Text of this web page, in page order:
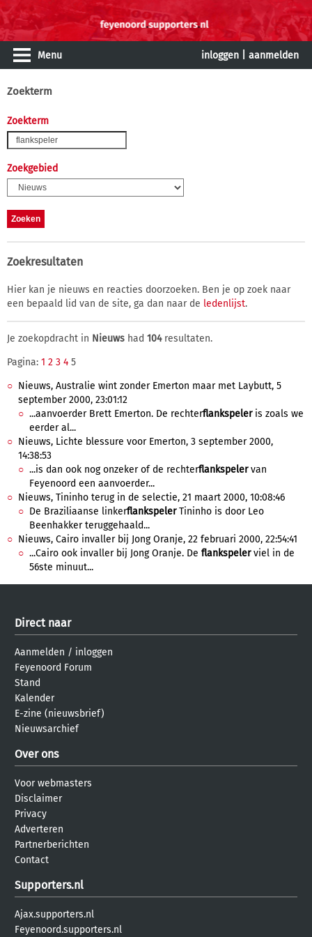
Menu inloggen aanmelden
Zoekterm
Zoekterm
Zoekgebied
Zoekresultaten
Hier kan je nieuws en reacties doorzoeken. Ben je op zoek naar
een bepaald lid van de site, ga dan naar de ledenlijst.
Je zoekopdracht in Nieuws had 104resultaten.
Pagina: 1 2 3 4 5
Nieuws, Australie wint zonder Emerton maar met Laybutt, 5
september 2000, 23:01:12
...aanvoerder Brett Emerton. De rechterflankspeleris zoals we
eerder al...
Nieuws, Lichte blessure voor Emerton, 3 september 2000,
14:38:53
...is dan ook nog onzeker of de rechterflankspelervan
Feyenoord een aanvoerder...
Nieuws, Tininho terug in de selectie, 21 maart 2000, 10:08:46
De Braziliaanse linkerflankspelerTininho is door Leo
Beenhakker teruggehaald...
Nieuws, Cairo invaller bij Jong Oranje, 22 februari 2000, 22:54:41
...Cairo ook invaller bij Jong Oranje. De flankspelerviel in de
56ste minuut...
Direct naar
Aanmelden / inloggen
Feyenoord Forum
Stand
Kalender
E-zine (nieuwsbrief)
Nieuwsarchief
Over ons
Voor webmasters
Disclaimer
Privacy
Adverteren
Partnerberichten
Contact
Supporters.nl
Ajax.supporters.nl
Feyenoord.supporters.nl